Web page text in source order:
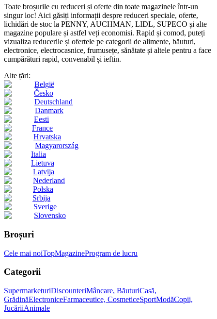
Toate broșurile cu reduceri și oferte din toate magazinele într-un
singur loc! Aici găsiți informații despre reduceri speciale, oferte,
lichidări de stoc la PENNY, AUCHMAN, LIDL, SUPECO și alte
magazine populare și astfel veți economisi. Rapid și comod, puteți
vizualiza reducerile și ofertele pe categorii de alimente, băuturi,
electronice, electrocasnice, frumusețe, sănătate și altele pentru a face
cumpărături rapid, convenabil și ieftin.
Alte țări:
België
Česko
Deutschland
Danmark
Eesti
France
Hrvatska
Magyarország
Italia
Lietuva
Latvija
Nederland
Polska
Srbija
Sverige
Slovensko
Broșuri
Cele mai noiTopMagazineProgram de lucru
Categorii
SupermarketuriDiscounteriMâncare, BăuturiCasă,
GrădinăElectroniceFarmaceutice, CosmeticeSportModăCopii,
JucăriiAnimale